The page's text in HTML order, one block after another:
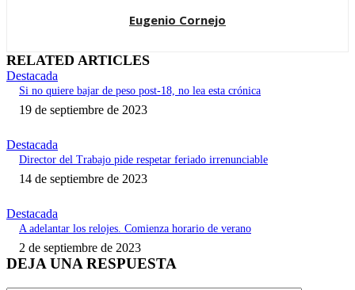
Eugenio Cornejo
RELATED ARTICLES
Destacada
Si no quiere bajar de peso post-18, no lea esta crónica
19 de septiembre de 2023
Destacada
Director del Trabajo pide respetar feriado irrenunciable
14 de septiembre de 2023
Destacada
A adelantar los relojes. Comienza horario de verano
2 de septiembre de 2023
DEJA UNA RESPUESTA